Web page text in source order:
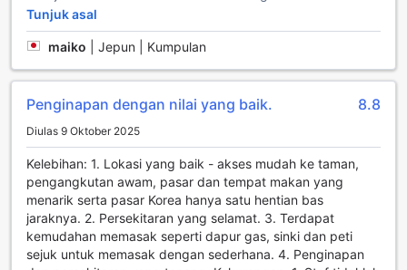
dengan tetamu lain. Sama ada anda ingin menikmati waktu
bersendirian dengan buku kegemaran anda atau berkongsi
momen-momen istimewa dengan orang tersayang, The
Westbourne Hyde Park menyediakan suasana yang ideal
untuk semua jenis pengunjung.
Kemudahan Praktikal di The Westbourne Hyde Park
Di The Westbourne Hyde Park, kemudahan praktikal yang
ditawarkan memastikan penginapan anda menjadi lebih
selesa dan tanpa tekanan. Dengan perkhidmatan dobi dan
cucian kering yang tersedia, anda tidak perlu risau tentang
pakaian anda semasa bercuti. Semua bilik dilengkapi
dengan Wi-Fi percuma, dan akses Wi-Fi juga disediakan di
kawasan awam, membolehkan anda sentiasa terhubung
Tunjuk asal
maiko Jepun | Kumpulan
Penginapan dengan nilai yang baik. 8.8
Diulas 9 Oktober 2025
Kelebihan: 1. Lokasi yang baik - akses mudah ke taman,
pengangkutan awam, pasar dan tempat makan yang
menarik serta pasar Korea hanya satu hentian bas
jaraknya. 2. Persekitaran yang selamat. 3. Terdapat
kemudahan memasak seperti dapur gas, sinki dan peti
sejuk untuk memasak dengan sederhana. 4. Penginapan